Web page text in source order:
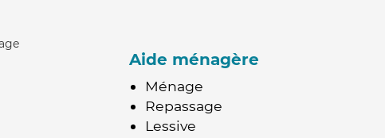
Aide ménagère
Ménage
Repassage
Lessive